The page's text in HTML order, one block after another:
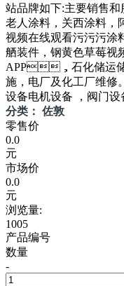
站品牌如下:主要销售和
老人涂料，关西涂料
视频在线观看污污污涂料
舾装件，钢黄色草
APP，石化储运储罐
施，电厂及化工厂维修
设备电机设备 ，阀门设备
分类： 佐敦
零售价
0.0
元
市场价
0.0
元
浏览量:
1005
产品编号
数量
-